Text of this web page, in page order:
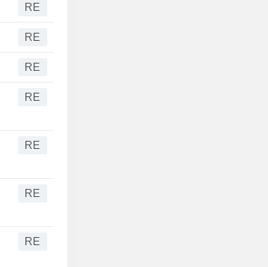
RE
RE
RE
RE
RE
RE
RE